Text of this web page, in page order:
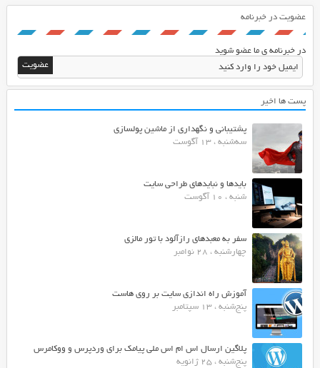
عضویت در خبرنامه
در خبرنامه ی ما عضو شوید
پست ها اخیر
پشتیبانی و نگهداری از ماشین پولسازی
سه‌شنبه ، 13 آگوست
بایدها و نبایدهای طراحی سایت
شنبه ، 10 آگوست
سفر به معبدهای رازآلود با تور مالزی
چهارشنبه ، 28 نوامبر
آموزش راه اندازی سایت بر روی هاست
پنج‌شنبه ، 13 سپتامبر
پلاگین ارسال اس ام اس ملی پیامک برای وردپرس و ووکامرس
پنج‌شنبه ، 25 ژانویه